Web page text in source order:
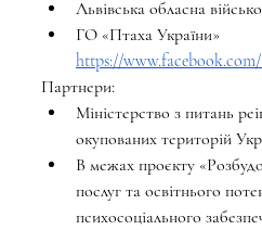
Львівська обласна
ГО «Птаха України»
https://
Партнери:
Міністерство з питань
окупованих територій
В межах проєкту
послуг та освітнього
психосоціального